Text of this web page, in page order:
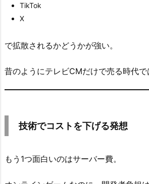
に
7.
2.
ー
を
TikTok
X
で拡散されるかどうかが強い。
昔のようにテレビCMだけで売る時代で
技術でコストを下げる発想
もう1つ面白いのはサーバー費。